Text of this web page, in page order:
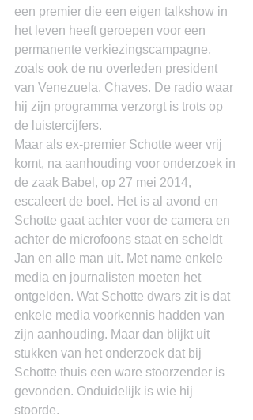
een premier die een eigen talkshow in
het leven heeft geroepen voor een
permanente verkiezingscampagne,
zoals ook de nu overleden president
van Venezuela, Chaves. De radio waar
hij zijn programma verzorgt is trots op
de luistercijfers.
Maar als ex-premier Schotte weer vrij
komt, na aanhouding voor onderzoek in
de zaak Babel, op 27 mei 2014,
escaleert de boel. Het is al avond en
Schotte gaat achter voor de camera en
achter de microfoons staat en scheldt
Jan en alle man uit. Met name enkele
media en journalisten moeten het
ontgelden. Wat Schotte dwars zit is dat
enkele media voorkennis hadden van
zijn aanhouding. Maar dan blijkt uit
stukken van het onderzoek dat bij
Schotte thuis een ware stoorzender is
gevonden. Onduidelijk is wie hij
stoorde.